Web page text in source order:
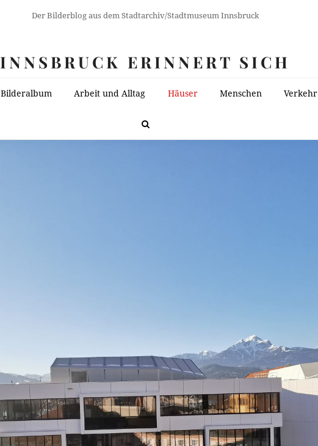
Der Bilderblog aus dem Stadtarchiv/Stadtmuseum Innsbruck
INNSBRUCK ERINNERT SICH
Bilderalbum Arbeit und Alltag Häuser Menschen Verkehr